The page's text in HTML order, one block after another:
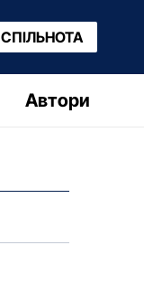
СПІЛЬНОТА
Автори